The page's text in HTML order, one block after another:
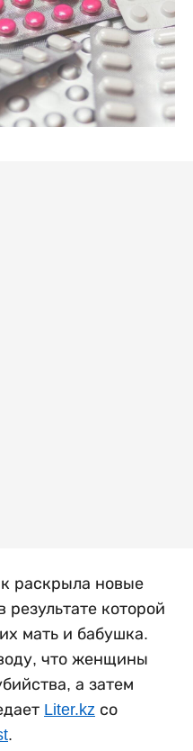
раскрыла новые
результате которой
мать и бабушка.
что женщины
а затем
Liter.kz со
.